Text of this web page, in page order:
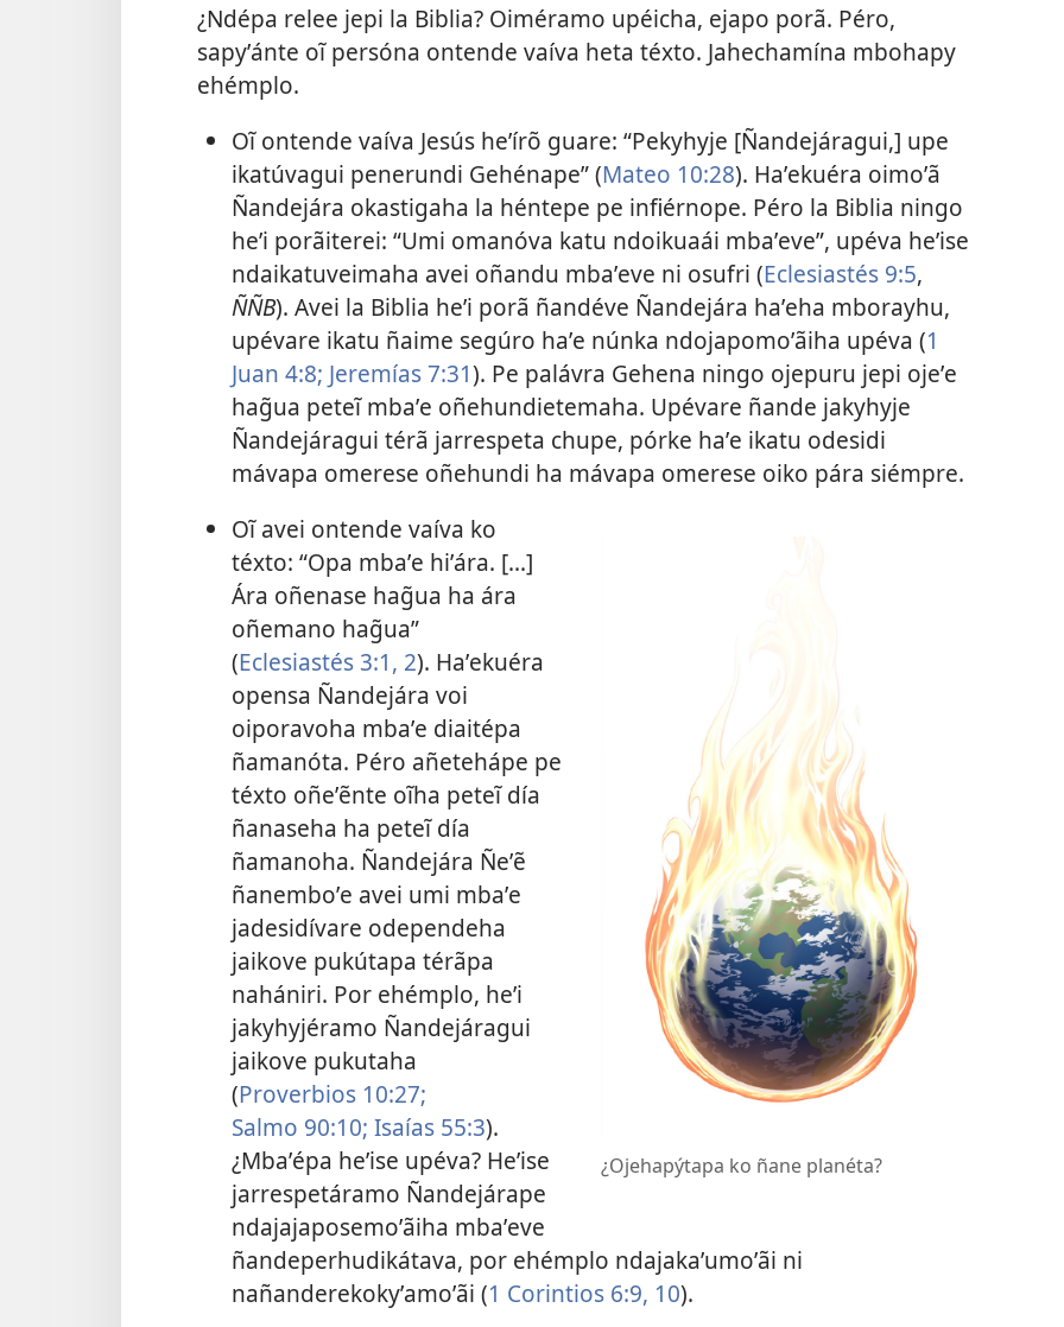
¿Ndépa relee jepi la Biblia? Oiméramo upéicha, ejapo porã. Péro,
sapyʼánte oĩ persóna ontende vaíva heta téxto. Jahechamína mbohapy
ehémplo.
Oĩ ontende vaíva Jesús heʼírõ guare: “Pekyhyje [Ñandejáragui,] upe
ikatúvagui penerundi Gehénape” (Mateo 10:28). Haʼekuéra oimoʼã
Ñandejára okastigaha la héntepe pe infiérnope. Péro la Biblia ningo
heʼi porãiterei: “Umi omanóva katu ndoikuaái mbaʼeve”, upéva heʼise
ndaikatuveimaha avei oñandu mbaʼeve ni osufri (Eclesiastés 9:5,
ÑÑB). Avei la Biblia heʼi porã ñandéve Ñandejára haʼeha mborayhu,
upévare ikatu ñaime segúro haʼe núnka ndojapomoʼãiha upéva (1
Juan 4:8; Jeremías 7:31). Pe palávra Gehena ningo ojepuru jepi ojeʼe
hag̃ua peteĩ mbaʼe oñehundietemaha. Upévare ñande jakyhyje
Ñandejáragui térã jarrespeta chupe, pórke haʼe ikatu odesidi
mávapa omerese oñehundi ha mávapa omerese oiko pára siémpre.
¿Ojehapýtapa ko ñane planéta?
Oĩ avei ontende vaíva ko
téxto: “Opa mbaʼe hiʼára. [...]
Ára oñenase hag̃ua ha ára
oñemano hag̃ua”
(Eclesiastés 3:1, 2). Haʼekuéra
opensa Ñandejára voi
oiporavoha mbaʼe diaitépa
ñamanóta. Péro añetehápe pe
téxto oñeʼẽnte oĩha peteĩ día
ñanaseha ha peteĩ día
ñamanoha. Ñandejára Ñeʼẽ
ñanemboʼe avei umi mbaʼe
jadesidívare odependeha
jaikove pukútapa térãpa
nahániri. Por ehémplo, heʼi
jakyhyjéramo Ñandejáragui
jaikove pukutaha
(Proverbios 10:27;
Salmo 90:10; Isaías 55:3).
¿Mbaʼépa heʼise upéva? Heʼise
jarrespetáramo Ñandejárape
ndajajaposemoʼãiha mbaʼeve
ñandeperhudikátava, por ehémplo ndajakaʼumoʼãi ni
nañanderekokyʼamoʼãi (1 Corintios 6:9, 10).